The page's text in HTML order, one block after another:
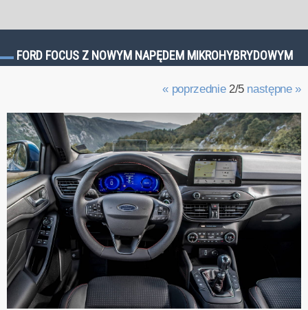
FORD FOCUS Z NOWYM NAPĘDEM MIKROHYBRYDOWYM
« poprzednie2/5 następne »